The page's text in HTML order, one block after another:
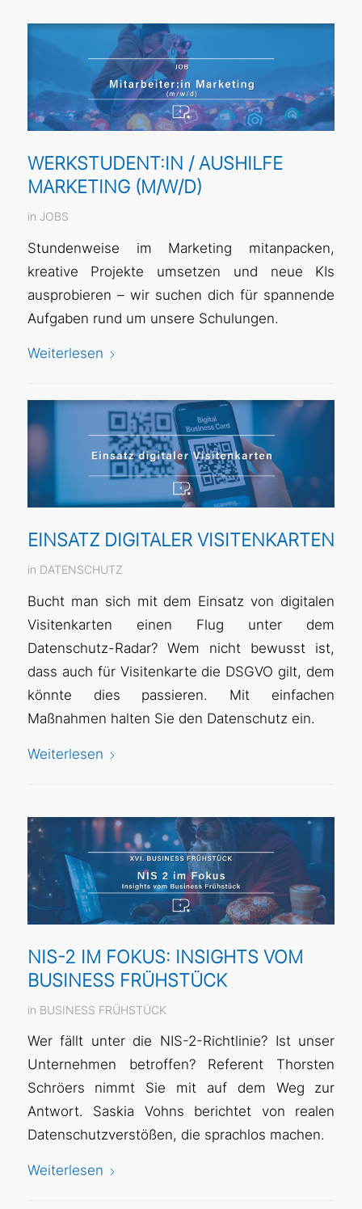
WERKSTUDENT:IN / AUSHILFE
MARKETING (M/W/D)
in JOBS
Stundenweise im Marketing mitanpacken,
kreative Projekte umsetzen und neue KIs
ausprobieren – wir suchen dich für spannende
Aufgaben rund um unsere Schulungen.
Weiterlesen
EINSATZ DIGITALER VISITENKARTEN
in DATENSCHUTZ
Bucht man sich mit dem Einsatz von digitalen
Visitenkarten einen Flug unter dem
Datenschutz-Radar? Wem nicht bewusst ist,
dass auch für Visitenkarte die DSGVO gilt, dem
könnte dies passieren. Mit einfachen
Maßnahmen halten Sie den Datenschutz ein.
Weiterlesen
NIS-2 IM FOKUS: INSIGHTS VOM
BUSINESS FRÜHSTÜCK
in BUSINESS FRÜHSTÜCK
Wer fällt unter die NIS-2-Richtlinie? Ist unser
Unternehmen betroffen? Referent Thorsten
Schröers nimmt Sie mit auf dem Weg zur
Antwort. Saskia Vohns berichtet von realen
Datenschutzverstößen, die sprachlos machen.
Weiterlesen